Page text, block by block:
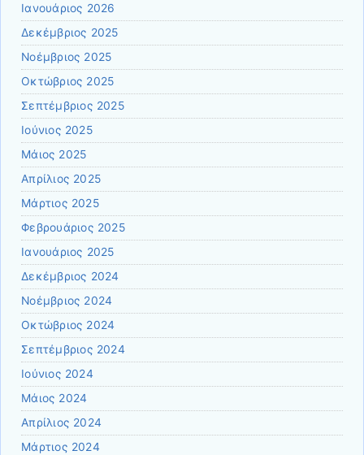
Ιανουάριος 2026
Δεκέμβριος 2025
Νοέμβριος 2025
Οκτώβριος 2025
Σεπτέμβριος 2025
Ιούνιος 2025
Μάιος 2025
Απρίλιος 2025
Μάρτιος 2025
Φεβρουάριος 2025
Ιανουάριος 2025
Δεκέμβριος 2024
Νοέμβριος 2024
Οκτώβριος 2024
Σεπτέμβριος 2024
Ιούνιος 2024
Μάιος 2024
Απρίλιος 2024
Μάρτιος 2024